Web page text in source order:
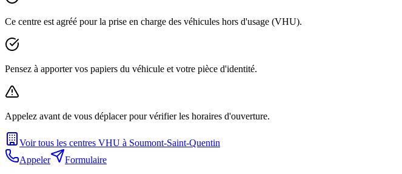
Ce centre est agréé pour la prise en charge des véhicules hors d'usage (VHU).
Pensez à apporter vos papiers du véhicule et votre pièce d'identité.
Appelez avant de vous déplacer pour vérifier les horaires d'ouverture.
Voir tous les centres VHU à Soumont-Saint-Quentin
Appeler
Formulaire